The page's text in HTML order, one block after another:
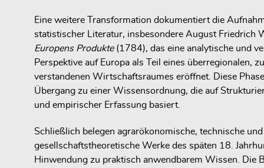
Eine weitere Transformation dokumentiert die
statistischer Literatur, insbesondere August Friedrich
Europens Produkte(1784), das eine analytische und
Perspektive auf Europa als Teil eines überregionalen,
verstandenen Wirtschaftsraumes eröffnet. Diese
Übergang zu einer Wissensordnung, die auf
und empirischer Erfassung basiert.
Schließlich belegen agrarökonomische, technische und
gesellschaftstheoretische Werke des späten 18.
Hinwendung zu praktisch anwendbarem Wissen. Die